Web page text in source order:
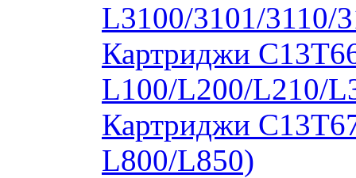
L3100/3101/3110/
Картриджи
L100/L200/L210/
Картриджи
L800/L850)